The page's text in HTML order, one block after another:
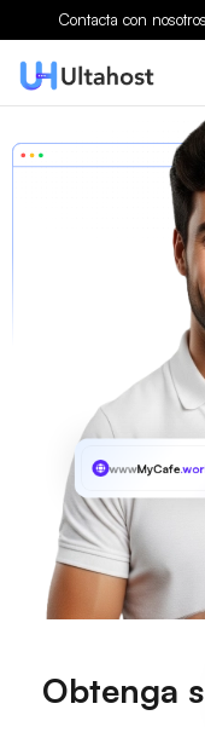
Contacta con nosotros
wwwMyCafe
Obtenga